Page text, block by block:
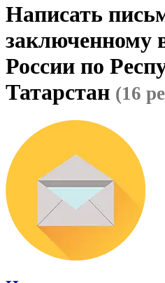
Написать
России по
Татарстан (16